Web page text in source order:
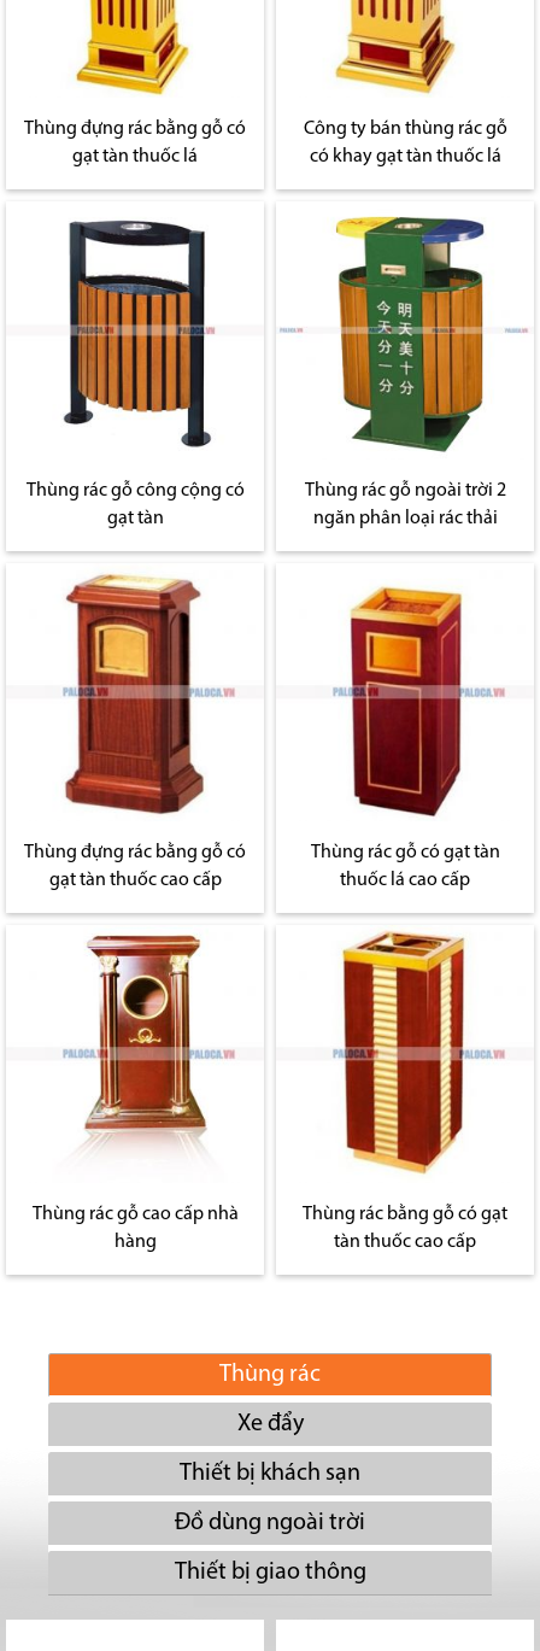
Thùng đựng rác bằng gỗ có
gạt tàn thuốc lá
Công ty bán thùng rác gỗ
có khay gạt tàn thuốc lá
Thùng rác gỗ công cộng có
gạt tàn
Thùng rác gỗ ngoài trời 2
ngăn phân loại rác thải
Thùng đựng rác bằng gỗ có
gạt tàn thuốc cao cấp
Thùng rác gỗ có gạt tàn
thuốc lá cao cấp
Thùng rác gỗ cao cấp nhà
hàng
Thùng rác bằng gỗ có gạt
tàn thuốc cao cấp
Thùng rác
Xe đẩy
Thiết bị khách sạn
Đồ dùng ngoài trời
Thiết bị giao thông